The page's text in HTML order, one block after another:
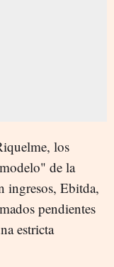
los
de la
ingresos, Ebitda,
pendientes
estricta